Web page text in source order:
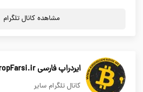
مشاهده کانال تلگرام
ایردراپ فارسی AirdropFarsi.ir
کانال تلگرام سایر